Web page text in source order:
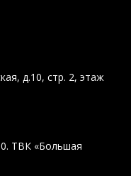
д.10, стр. 2, этаж
ТВК «Большая